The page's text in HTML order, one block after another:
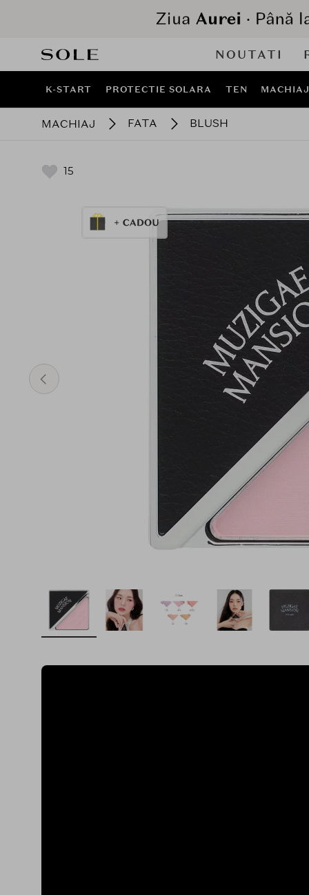
NOUTATI
K-START PROTECTIE SOLARA TEN MACHIAJ
MACHIAJ FATA BLUSH
15